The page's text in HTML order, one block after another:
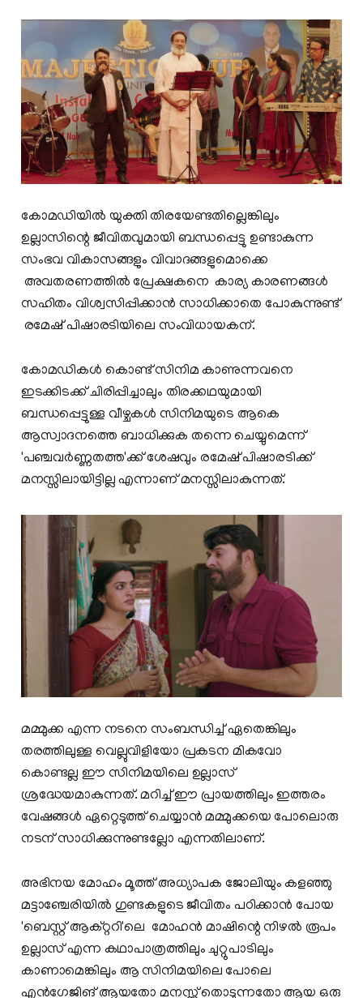
കോമഡിയിൽ യുക്തി തിരയേണ്ടതില്ലെങ്കിലും
ഉല്ലാസിന്റെ ജീവിതവുമായി ബന്ധപ്പെട്ടു ഉണ്ടാകുന്ന
സംഭവ വികാസങ്ങളും വിവാദങ്ങളുമൊക്കെ
അവതരണത്തിൽ പ്രേക്ഷകനെ കാര്യ കാരണങ്ങൾ
സഹിതം വിശ്വസിപ്പിക്കാൻ സാധിക്കാതെ പോകുന്നുണ്ട്
രമേഷ് പിഷാരടിയിലെ സംവിധായകന്.
കോമഡികൾ കൊണ്ട് സിനിമ കാണുന്നവനെ
ഇടക്കിടക്ക് ചിരിപ്പിച്ചാലും തിരക്കഥയുമായി
ബന്ധപ്പെട്ടുള്ള വീഴ്ചകൾ സിനിമയുടെ ആകെ
ആസ്വാദനത്തെ ബാധിക്കുക തന്നെ ചെയ്യുമെന്ന്
'പഞ്ചവർണ്ണതത്ത'ക്ക് ശേഷവും രമേഷ് പിഷാരടിക്ക്
മനസ്സിലായിട്ടില്ല എന്നാണ് മനസ്സിലാകുന്നത്.
മമ്മുക്ക എന്ന നടനെ സംബന്ധിച്ച് ഏതെങ്കിലും
തരത്തിലുള്ള വെല്ലുവിളിയോ പ്രകടന മികവോ
കൊണ്ടല്ല ഈ സിനിമയിലെ ഉല്ലാസ്
ശ്രദ്ധേയമാകുന്നത്. മറിച്ച് ഈ പ്രായത്തിലും ഇത്തരം
വേഷങ്ങൾ ഏറ്റെടുത്ത് ചെയ്യാൻ മമ്മുക്കയെ പോലൊരു
നടന് സാധിക്കുന്നുണ്ടല്ലോ എന്നതിലാണ്.
അഭിനയ മോഹം മൂത്ത് അധ്യാപക ജോലിയും കളഞ്ഞു
മട്ടാഞ്ചേരിയിൽ ഗുണ്ടകളുടെ ജീവിതം പഠിക്കാൻ പോയ
'ബെസ്റ്റ് ആക്റ്ററി'ലെ മോഹൻ മാഷിന്റെ നിഴൽ രൂപം
ഉല്ലാസ് എന്ന കഥാപാത്രത്തിലും ചുറ്റുപാടിലും
കാണാമെങ്കിലും ആ സിനിമയിലെ പോലെ
എൻഗേജിങ് ആയതോ മനസ്സ് തൊടുന്നതോ ആയ ഒരു